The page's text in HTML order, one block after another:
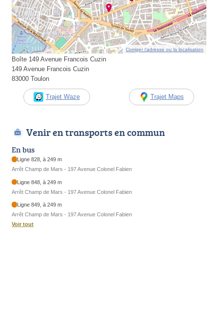
Corriger l’adresse ou la localisation
Boîte 149 Avenue Francois Cuzin
149 Avenue Francois Cuzin
83000 Toulon
Trajet Waze Trajet Maps
Venir en transports en commun
En bus
Ligne 828, à 249 m
Arrêt Champ de Mars - 197 Avenue Colonel Fabien
Ligne 848, à 249 m
Arrêt Champ de Mars - 197 Avenue Colonel Fabien
Ligne 849, à 249 m
Arrêt Champ de Mars - 197 Avenue Colonel Fabien
Voir tout